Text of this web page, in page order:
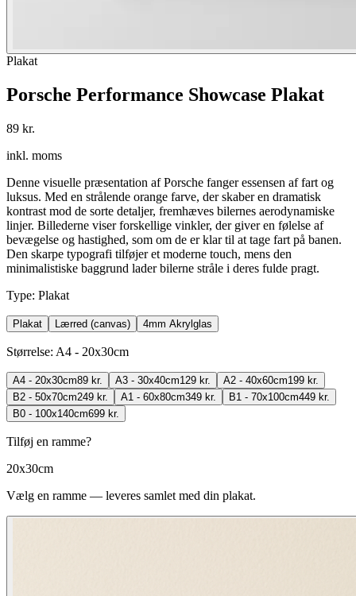
Plakat
Porsche Performance Showcase Plakat
89 kr.
inkl. moms
Denne visuelle præsentation af Porsche fanger essensen af fart og
luksus. Med en strålende orange farve, der skaber en dramatisk
kontrast mod de sorte detaljer, fremhæves bilernes aerodynamiske
linjer. Billederne viser forskellige vinkler, der giver en følelse af
bevægelse og hastighed, som om de er klar til at tage fart på banen.
Den skarpe typografi tilføjer et moderne touch, mens den
minimalistiske baggrund lader bilerne stråle i deres fulde pragt.
Type: Plakat
Plakat Lærred (canvas) 4mm Akrylglas
Størrelse: A4 - 20x30cm
A4 - 20x30cm89 kr. A3 - 30x40cm129 kr. A2 - 40x60cm199 kr.
B2 - 50x70cm249 kr. A1 - 60x80cm349 kr. B1 - 70x100cm449 kr.
B0 - 100x140cm699 kr.
Tilføj en ramme?
20x30cm
Vælg en ramme — leveres samlet med din plakat.